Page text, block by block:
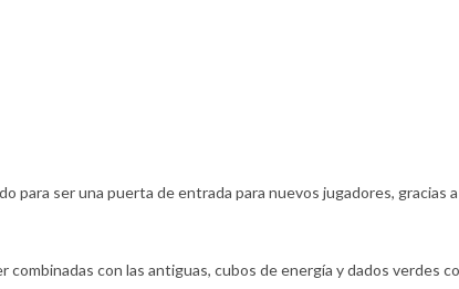
para ser una puerta de entrada para nuevos jugadores, gracias
con las antiguas, cubos de energía y dados verdes